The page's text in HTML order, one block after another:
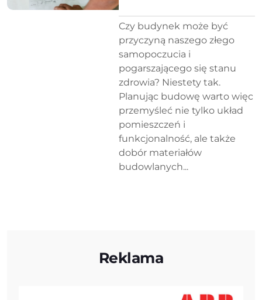
Czy budynek może być
przyczyną naszego złego
samopoczucia i
pogarszającego się stanu
zdrowia? Niestety tak.
Planując budowę warto więc
przemyśleć nie tylko układ
pomieszczeń i
funkcjonalność, ale także
dobór materiałów
budowlanych...
Reklama